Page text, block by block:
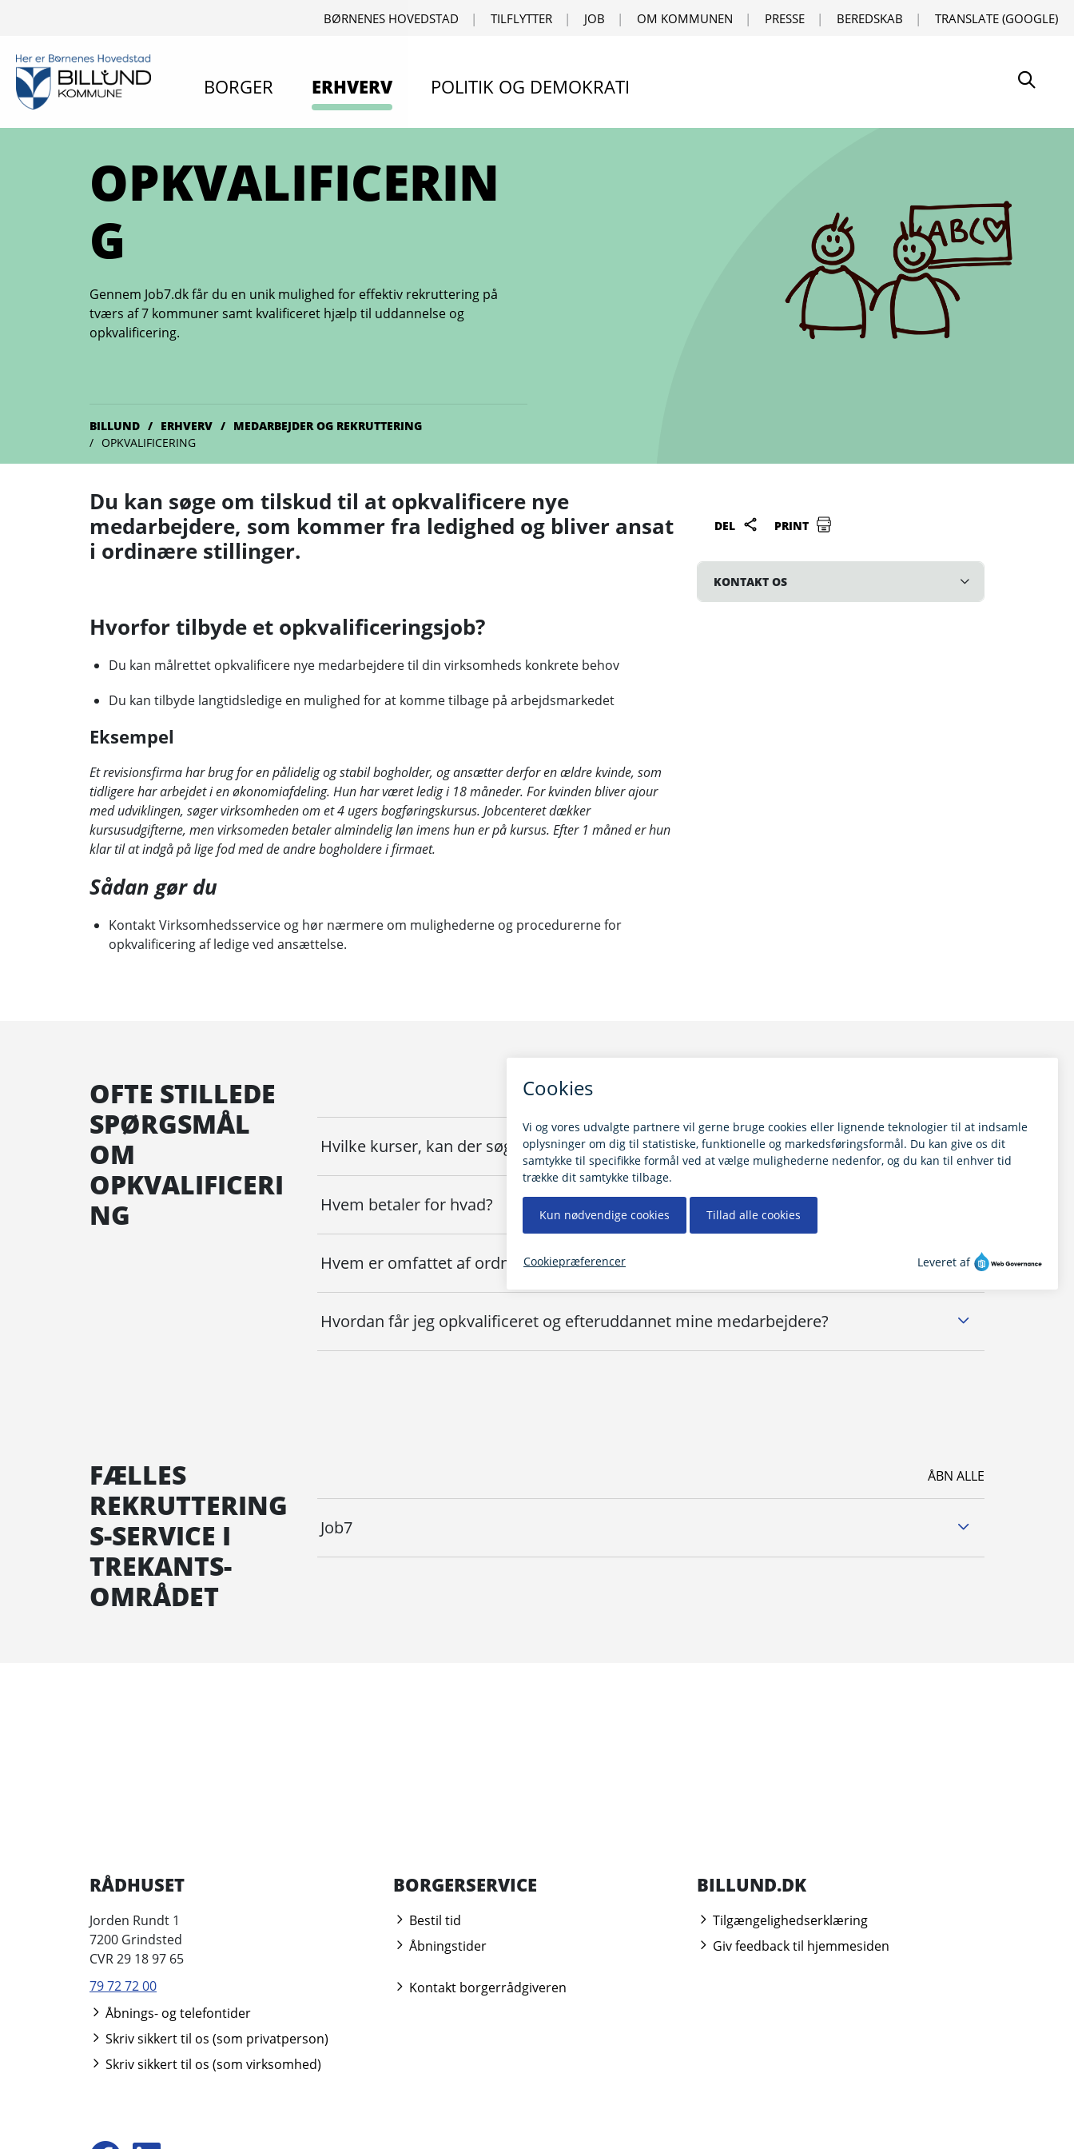
BØRNENES HOVEDSTAD TILFLYTTER JOB OM KOMMUNEN PRESSE BEREDSKAB TRANSLATE (GOOGLE)
BORGER ERHVERV POLITIK OG DEMOKRATI Søg
OPKVALIFICERIN
G
Gennem Job7.dk får du en unik mulighed for effektiv rekruttering på
tværs af 7 kommuner samt kvalificeret hjælp til uddannelse og
opkvalificering.
BILLUND ERHVERV
MEDARBEJDER OG REKRUTTERING
OPKVALIFICERING
Du kan søge om tilskud til at opkvalificere nye
medarbejdere, som kommer fra ledighed og bliver ansat
i ordinære stillinger.
Hvorfor tilbyde et opkvalificeringsjob?
Du kan målrettet opkvalificere nye medarbejdere til din virksomheds konkrete behov
Du kan tilbyde langtidsledige en mulighed for at komme tilbage på arbejdsmarkedet
Eksempel
Et revisionsfirma har brug for en pålidelig og stabil bogholder, og ansætter derfor en ældre kvinde, som
tidligere har arbejdet i en økonomiafdeling. Hun har været ledig i 18 måneder. For kvinden bliver ajour
med udviklingen, søger virksomheden om et 4 ugers bogføringskursus. Jobcenteret dækker
kursusudgifterne, men virksomeden betaler almindelig løn imens hun er på kursus. Efter 1 måned er hun
klar til at indgå på lige fod med de andre bogholdere i firmaet.
Sådan gør du
Kontakt Virksomhedsservice og hør nærmere om mulighederne og procedurerne for
opkvalificering af ledige ved ansættelse.
DEL PRINT
KONTAKT OS
OFTE STILLEDE
SPØRGSMÅL
OM
OPKVALIFICERI
NG
Hvilke kurser, kan der søges tilskud til?
Hvem betaler for hvad?
Hvem er omfattet af ordningen?
Hvordan får jeg opkvalificeret og efteruddannet mine medarbejdere?
FÆLLES
REKRUTTERING
S-SERVICE I
TREKANTS-
OMRÅDET
ÅBN ALLE
Job7
RÅDHUSET
Jorden Rundt 1
7200 Grindsted
CVR 29 18 97 65
79 72 72 00
Åbnings- og telefontider
Skriv sikkert til os (som privatperson)
Skriv sikkert til os (som virksomhed)
BORGERSERVICE
Bestil tid
Åbningstider
Kontakt borgerrådgiveren
BILLUND.DK
Tilgængelighedserklæring
Giv feedback til hjemmesiden